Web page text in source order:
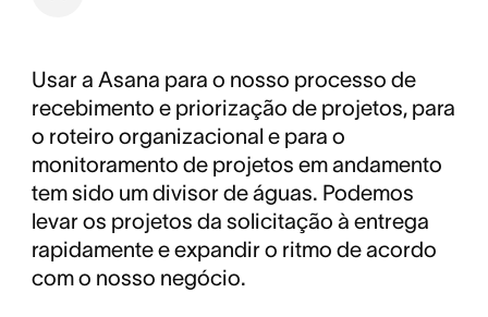
Usar a Asana para o nosso processo de
recebimento e priorização de projetos, para
o roteiro organizacional e para o
monitoramento de projetos em andamento
tem sido um divisor de águas. Podemos
levar os projetos da solicitação à entrega
rapidamente e expandir o ritmo de acordo
com o nosso negócio.